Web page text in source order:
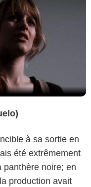
à sa sortie en
été extrêmement
panthère noire; en
production avait